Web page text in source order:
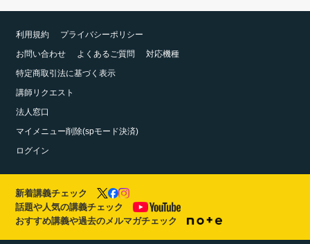
利用規約
プライバシーポリシー
お問い合わせ
よくあるご質問
対応機種
特定商取引法に基づく表示
講師リクエスト
法人窓口
マイメニュー削除(spモード決済)
ログイン
新着講義チェック
話題や人気の講義チェック
おすすめ講義や過去のメルマガチェック